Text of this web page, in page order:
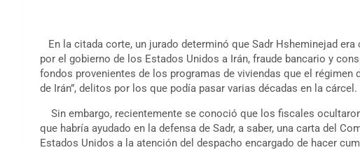
En la citada corte, un jurado determinó que Sadr Hsheminejad
por el gobierno de los Estados Unidos a Irán, fraude bancario y
fondos provenientes de los programas de viviendas que el régimen
de Irán”, delitos por los que podía pasar varias décadas en la cárcel.
Sin embargo, recientemente se conoció que los fiscales
que habría ayudado en la defensa de Sadr, a saber, una carta del
Estados Unidos a la atención del despacho encargado de hacer